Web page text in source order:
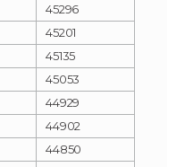
45296
45201
45135
45053
44929
44902
44850